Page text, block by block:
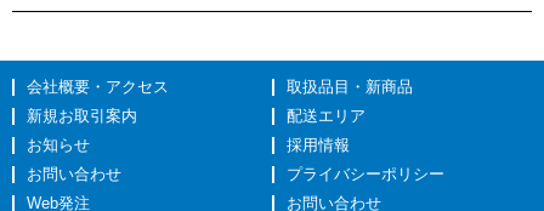
会社概要・アクセス
取扱品目・新商品
新規お取引案内
配送エリア
お知らせ
採用情報
お問い合わせ
プライバシーポリシー
Web発注
お問い合わせ